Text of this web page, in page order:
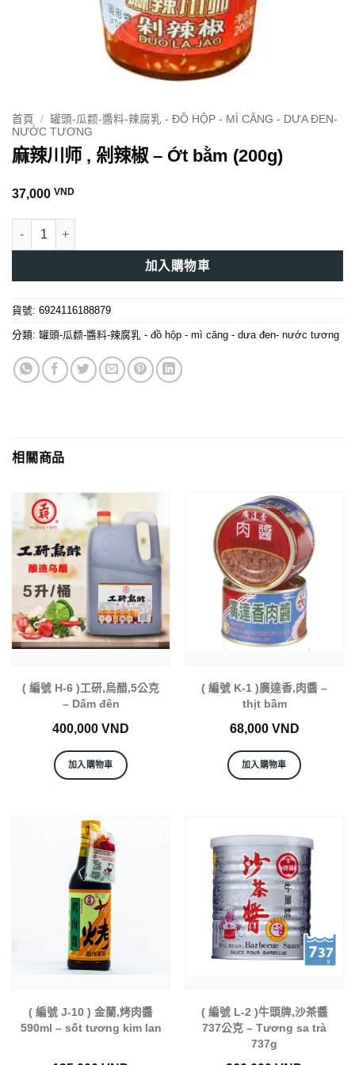
首頁 / 罐頭-瓜颣-醬料-辣腐乳 - ĐỒ HỘP - MÌ CĂNG - DƯA ĐEN-
NƯỚC TƯƠNG
麻辣川师 , 剁辣椒 – Ớt bằm (200g)
37,000 VND
麻辣川师 , 剁辣椒 - Ớt bằm (200g) 數量
加入購物車
貨號: 6924116188879
分類: 罐頭-瓜颣-醬料-辣腐乳 - đồ hộp - mì căng - dưa đen- nước tương
相關商品
( 編號 H-6 )工研,烏醋,5公克
– Dấm đên
400,000 VND
加入購物車
( 編號 K-1 )廣達香,肉醬 –
thịt bầm
68,000 VND
加入購物車
( 編號 J-10 ) 金蘭,烤肉醬
590ml – sốt tương kim lan
( 編號 L-2 )牛頭牌,沙茶醬
737公克 – Tương sa trà
737g